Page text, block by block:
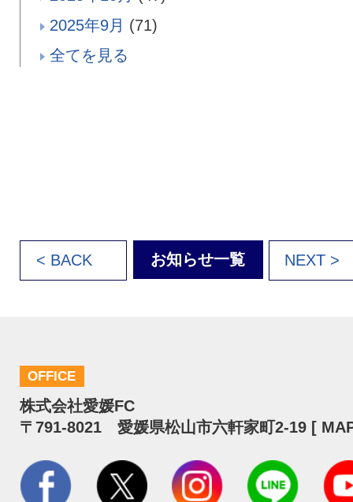
2025年9月 (71)
全てを見る
< BACK お知らせ一覧 NEXT >
OFFICE
株式会社愛媛FC
〒791-8021 愛媛県松山市六軒家町2-19 [